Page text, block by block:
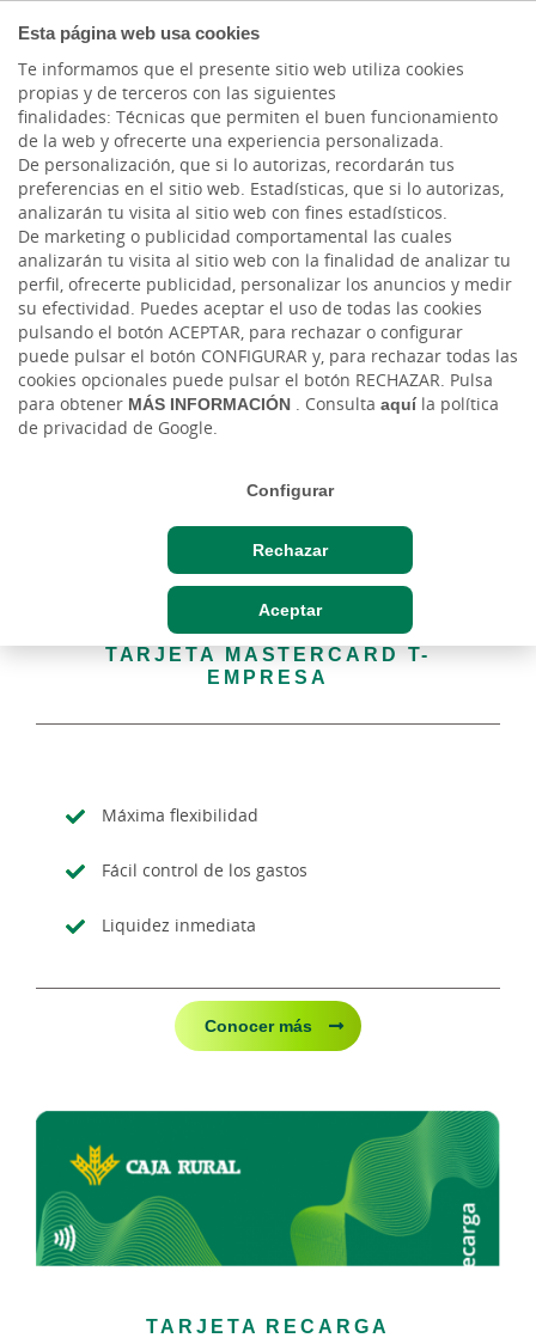
Esta página web usa cookies
Te informamos que el presente sitio web utiliza cookies
propias y de terceros con las siguientes
finalidades: Técnicas que permiten el buen funcionamiento
de la web y ofrecerte una experiencia personalizada.
De personalización, que si lo autorizas, recordarán tus
preferencias en el sitio web. Estadísticas, que si lo autorizas,
analizarán tu visita al sitio web con fines estadísticos.
De marketing o publicidad comportamental las cuales
analizarán tu visita al sitio web con la finalidad de analizar tu
perfil, ofrecerte publicidad, personalizar los anuncios y medir
su efectividad. Puedes aceptar el uso de todas las cookies
pulsando el botón ACEPTAR, para rechazar o configurar
puede pulsar el botón CONFIGURAR y, para rechazar todas las
cookies opcionales puede pulsar el botón RECHAZAR. Pulsa
para obtener MÁS INFORMACIÓN . Consulta aquíla política
de privacidad de Google.
Configurar
Rechazar
Aceptar
Cargando contenido, por favor espere...
TARJETA MASTERCARD T-
EMPRESA
Máxima flexibilidad
Fácil control de los gastos
Liquidez inmediata
Conocer más
TARJETA RECARGA